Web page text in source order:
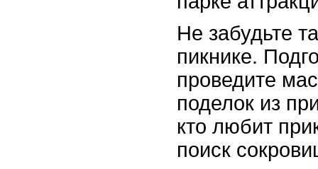
Не забудьте
пикнике.
проведите
поделок из
кто любит
поиск